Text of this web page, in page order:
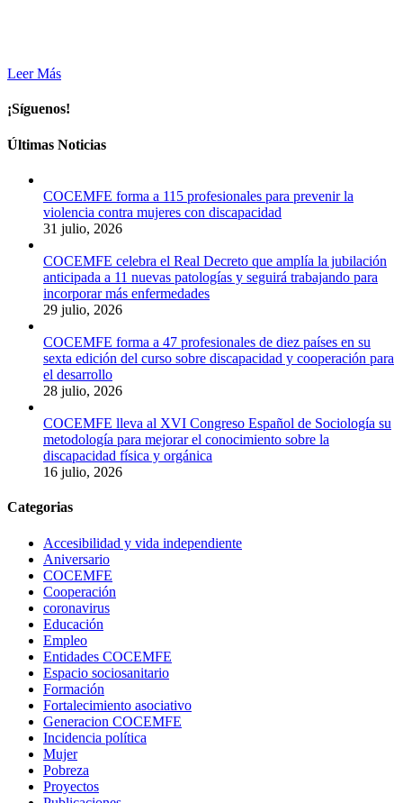
Leer Más
¡Síguenos!
Últimas Noticias
COCEMFE forma a 115 profesionales para prevenir la
violencia contra mujeres con discapacidad
31 julio, 2026
COCEMFE celebra el Real Decreto que amplía la jubilación
anticipada a 11 nuevas patologías y seguirá trabajando para
incorporar más enfermedades
29 julio, 2026
COCEMFE forma a 47 profesionales de diez países en su
sexta edición del curso sobre discapacidad y cooperación para
el desarrollo
28 julio, 2026
COCEMFE lleva al XVI Congreso Español de Sociología su
metodología para mejorar el conocimiento sobre la
discapacidad física y orgánica
16 julio, 2026
Categorias
Accesibilidad y vida independiente
Aniversario
COCEMFE
Cooperación
coronavirus
Educación
Empleo
Entidades COCEMFE
Espacio sociosanitario
Formación
Fortalecimiento asociativo
Generacion COCEMFE
Incidencia política
Mujer
Pobreza
Proyectos